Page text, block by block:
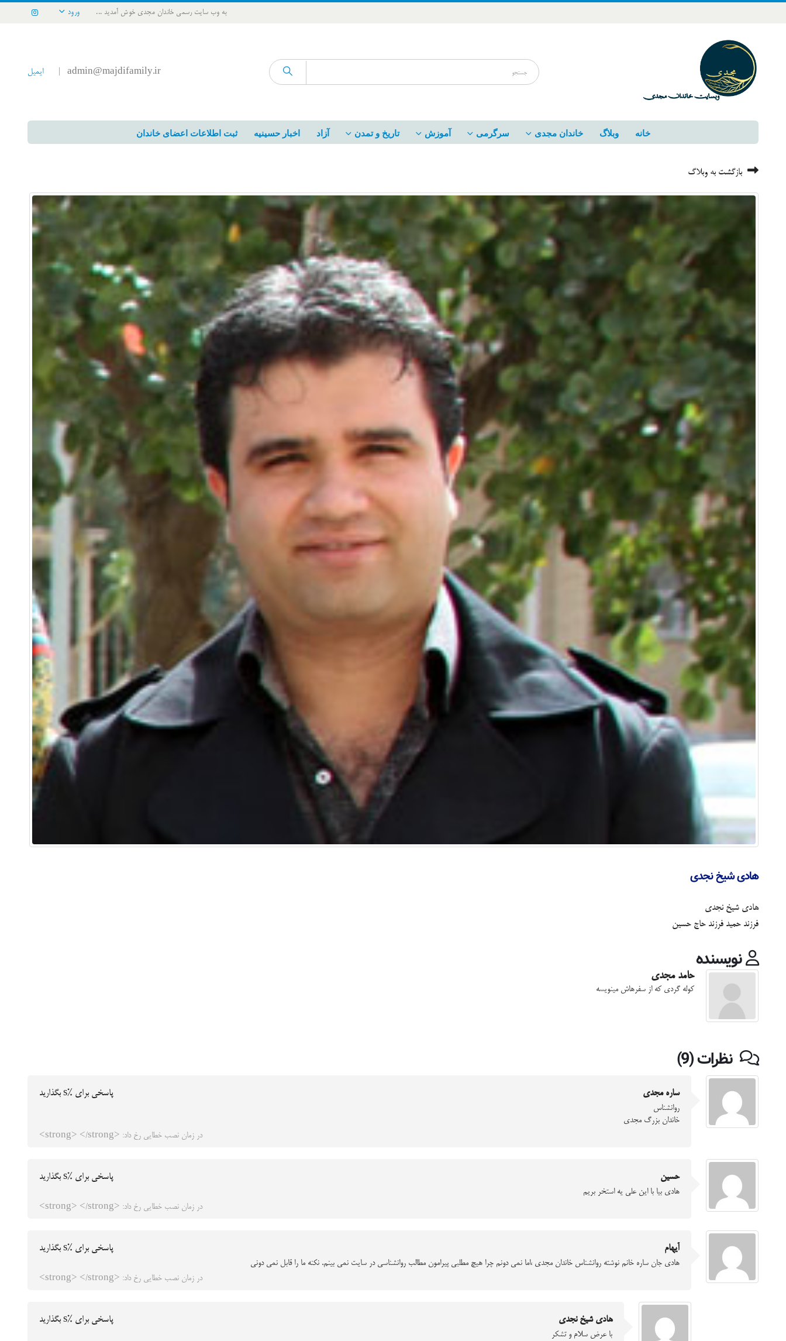
به وب سایت رسمی خاندان مجدی خوش آمدید ... ورود
admin@majdifamily.ir ایمیل
خانه وبلاگ خاندان مجدی سرگرمی آموزش تاریخ و تمدن آزاد اخبار حسینیه ثبت اطلاعات اعضای خاندان
بازگشت به وبلاگ
هادی شیخ نجدی
هادی شیخ نجدی
فرزند حمید فرزند حاج حسین
نویسنده
حامد مجدی
کوله گردی که از سفرهاش مینویسه
نظرات (9)
ساره مجدی پاسخی برای %s بگذارید
روانشناس
خاندان بزرگ مجدی
در زمان نصب خطایی رخ داد: <strong> </strong>
حسین پاسخی برای %s بگذارید
هادی بیا با این علی یه استخر بریم
در زمان نصب خطایی رخ داد: <strong> </strong>
آیهام پاسخی برای %s بگذارید
هادی جان ساره خانم نوشته روانشناس خاندان مجدی ،اما نمی دونم چرا هیچ مطلبی پیرامون مطالب روانشناسی در سایت نمی بینم. نکنه ما را قابل نمی دونی
در زمان نصب خطایی رخ داد: <strong> </strong>
هادی شیخ نجدی پاسخی برای %s بگذارید
با عرض سلام و تشکر